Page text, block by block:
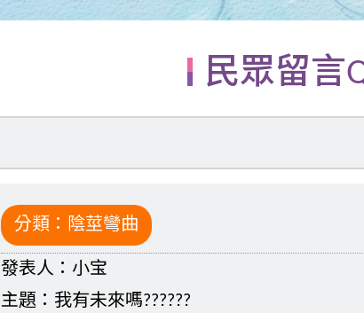
民眾留言
分類： 陰莖彎曲
發表人： 小宝
主題： 我有未來嗎??????